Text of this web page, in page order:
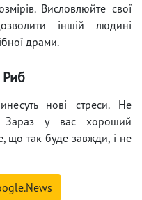
Висловлюйте свої
іншій людині
драми.
Риб
нові стреси. Не
Зараз у вас хороший
що так буде завжди, і не